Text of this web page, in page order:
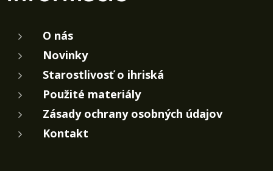
O nás
Novinky
Starostlivosť o ihriská
Použité materiály
Zásady ochrany osobných údajov
Kontakt